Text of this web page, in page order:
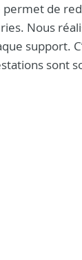
de
Nous
support.
sont